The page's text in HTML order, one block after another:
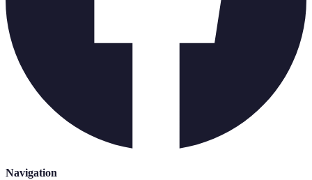
Navigation